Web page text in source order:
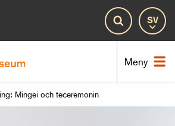
Meny
Sök
Mingei och teceremonin